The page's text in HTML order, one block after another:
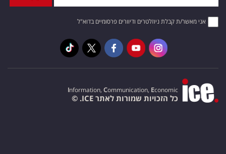
אני מאשר/ת קבלת ניוזלטרים ודיוורים פרסומיים בדוא"ל
Information, Communication, Economic
כל הזכויות שמורות לאתר ICE. ©